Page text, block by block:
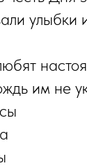
улыбки
им не